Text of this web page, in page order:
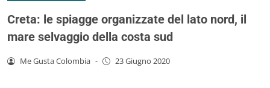
Creta: le spiagge organizzate del lato nord, il
mare selvaggio della costa sud
Me Gusta Colombia - 23 Giugno 2020